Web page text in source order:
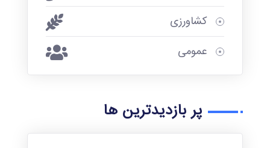
نامه اتاق
قزوین
رویدادها
کشاورزی
عمومی
پر بازدیدترین ها